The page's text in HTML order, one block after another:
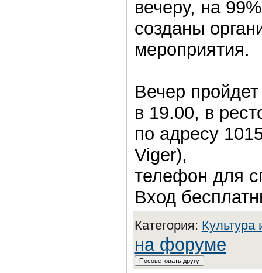
вечеру, на
созданы
мероприятия.
Вечер
в 19.00, в
по адресу
Viger),
телефон для
Вход
Категория: Культура
на форуме